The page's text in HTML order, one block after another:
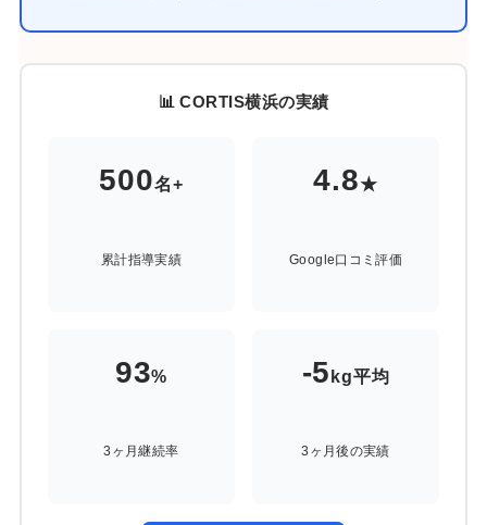
📊 CORTIS横浜の実績
500名+
累計指導実績
4.8★
Google口コミ評価
93%
3ヶ月継続率
-5 kg平均
3ヶ月後の実績